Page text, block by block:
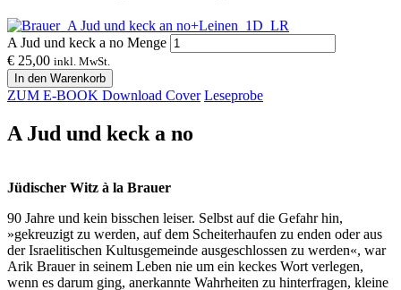
A Jud und keck a no Menge
€ 25,00 inkl. MwSt.
In den Warenkorb
ZUM E-BOOK Download Cover Leseprobe
A Jud und keck a no
Jüdischer Witz à la Brauer
90 Jahre und kein bisschen leiser. Selbst auf die Gefahr hin,
»gekreuzigt zu werden, auf dem Scheiterhaufen zu enden oder aus
der Israelitischen Kultusgemeinde ausgeschlossen zu werden«, war
Arik Brauer in seinem Leben nie um ein keckes Wort verlegen,
wenn es darum ging, anerkannte Wahrheiten zu hinterfragen, kleine